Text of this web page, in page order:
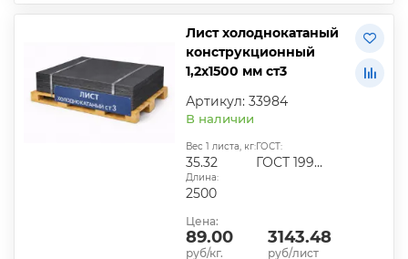
Лист холоднокатаный
конструкционный
1,2х1500 мм ст3
Артикул: 33984
В наличии
Вес 1 листа, кг:
35.32
ГОСТ:
ГОСТ 19904-90
Длина:
2500
Цена:
89.00
руб/кг.
3143.48
руб/лист